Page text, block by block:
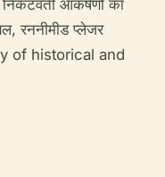
आकर्षणों का
रननीमीड प्लेजर
of historical and